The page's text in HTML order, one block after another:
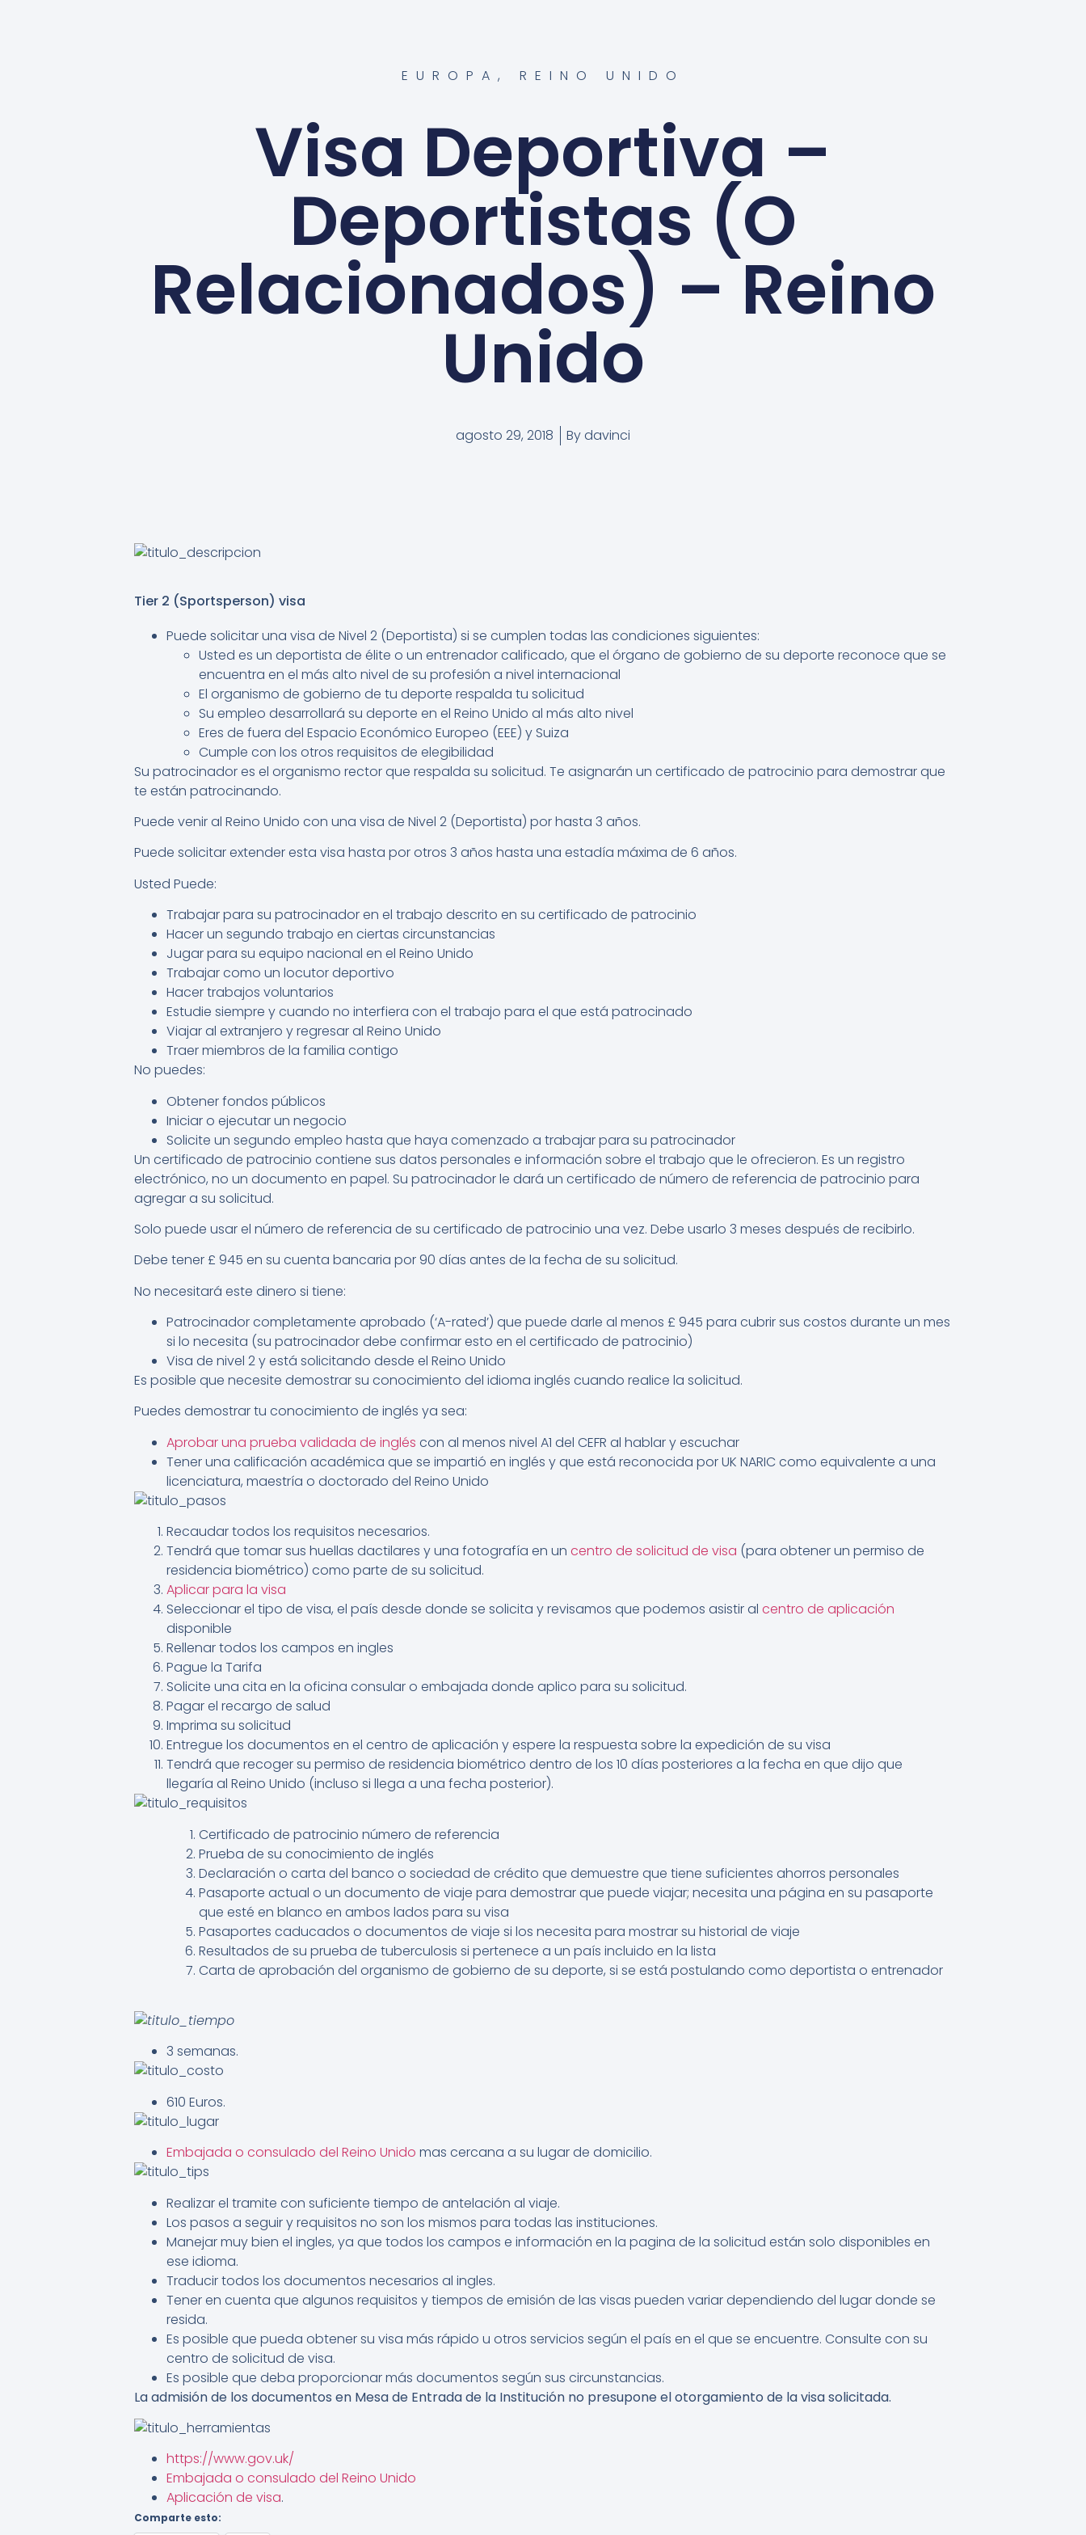
EUROPA , REINO UNIDO
Visa Deportiva –
Deportistas (O
Relacionados) – Reino
Unido
agosto 29, 2018 Bydavinci
Tier 2 (Sportsperson) visa
Puede solicitar una visa de Nivel 2 (Deportista) si se cumplen todas las condiciones siguientes:
Usted es un deportista de élite o un entrenador calificado, que el órgano de gobierno de su deporte reconoce que se
encuentra en el más alto nivel de su profesión a nivel internacional
El organismo de gobierno de tu deporte respalda tu solicitud
Su empleo desarrollará su deporte en el Reino Unido al más alto nivel
Eres de fuera del Espacio Económico Europeo (EEE) y Suiza
Cumple con los otros requisitos de elegibilidad
Su patrocinador es el organismo rector que respalda su solicitud. Te asignarán un certificado de patrocinio para demostrar que
te están patrocinando.
Puede venir al Reino Unido con una visa de Nivel 2 (Deportista) por hasta 3 años.
Puede solicitar extender esta visa hasta por otros 3 años hasta una estadía máxima de 6 años.
Usted Puede:
Trabajar para su patrocinador en el trabajo descrito en su certificado de patrocinio
Hacer un segundo trabajo en ciertas circunstancias
Jugar para su equipo nacional en el Reino Unido
Trabajar como un locutor deportivo
Hacer trabajos voluntarios
Estudie siempre y cuando no interfiera con el trabajo para el que está patrocinado
Viajar al extranjero y regresar al Reino Unido
Traer miembros de la familia contigo
No puedes:
Obtener fondos públicos
Iniciar o ejecutar un negocio
Solicite un segundo empleo hasta que haya comenzado a trabajar para su patrocinador
Un certificado de patrocinio contiene sus datos personales e información sobre el trabajo que le ofrecieron. Es un registro
electrónico, no un documento en papel. Su patrocinador le dará un certificado de número de referencia de patrocinio para
agregar a su solicitud.
Solo puede usar el número de referencia de su certificado de patrocinio una vez. Debe usarlo 3 meses después de recibirlo.
Debe tener £ 945 en su cuenta bancaria por 90 días antes de la fecha de su solicitud.
No necesitará este dinero si tiene:
Patrocinador completamente aprobado (‘A-rated’) que puede darle al menos £ 945 para cubrir sus costos durante un mes
si lo necesita (su patrocinador debe confirmar esto en el certificado de patrocinio)
Visa de nivel 2 y está solicitando desde el Reino Unido
Es posible que necesite demostrar su conocimiento del idioma inglés cuando realice la solicitud.
Puedes demostrar tu conocimiento de inglés ya sea:
Aprobar una prueba validada de inglés con al menos nivel A1 del CEFR al hablar y escuchar
Tener una calificación académica que se impartió en inglés y que está reconocida por UK NARIC como equivalente a una
licenciatura, maestría o doctorado del Reino Unido
Recaudar todos los requisitos necesarios.
Tendrá que tomar sus huellas dactilares y una fotografía en un centro de solicitud de visa (para obtener un permiso de
residencia biométrico) como parte de su solicitud.
Aplicar para la visa
Seleccionar el tipo de visa, el país desde donde se solicita y revisamos que podemos asistir al centro de aplicación
disponible
Rellenar todos los campos en ingles
Pague la Tarifa
Solicite una cita en la oficina consular o embajada donde aplico para su solicitud.
Pagar el recargo de salud
Imprima su solicitud
Entregue los documentos en el centro de aplicación y espere la respuesta sobre la expedición de su visa
Tendrá que recoger su permiso de residencia biométrico dentro de los 10 días posteriores a la fecha en que dijo que
llegaría al Reino Unido (incluso si llega a una fecha posterior).
Certificado de patrocinio número de referencia
Prueba de su conocimiento de inglés
Declaración o carta del banco o sociedad de crédito que demuestre que tiene suficientes ahorros personales
Pasaporte actual o un documento de viaje para demostrar que puede viajar; necesita una página en su pasaporte
que esté en blanco en ambos lados para su visa
Pasaportes caducados o documentos de viaje si los necesita para mostrar su historial de viaje
Resultados de su prueba de tuberculosis si pertenece a un país incluido en la lista
Carta de aprobación del organismo de gobierno de su deporte, si se está postulando como deportista o entrenador
3 semanas.
610 Euros.
Embajada o consulado del Reino Unido mas cercana a su lugar de domicilio.
Realizar el tramite con suficiente tiempo de antelación al viaje.
Los pasos a seguir y requisitos no son los mismos para todas las instituciones.
Manejar muy bien el ingles, ya que todos los campos e información en la pagina de la solicitud están solo disponibles en
ese idioma.
Traducir todos los documentos necesarios al ingles.
Tener en cuenta que algunos requisitos y tiempos de emisión de las visas pueden variar dependiendo del lugar donde se
resida.
Es posible que pueda obtener su visa más rápido u otros servicios según el país en el que se encuentre. Consulte con su
centro de solicitud de visa.
Es posible que deba proporcionar más documentos según sus circunstancias.
La admisión de los documentos en Mesa de Entrada de la Institución no presupone el otorgamiento de la visa solicitada.
https://www.gov.uk/
Embajada o consulado del Reino Unido
Aplicación de visa.
Comparte esto: